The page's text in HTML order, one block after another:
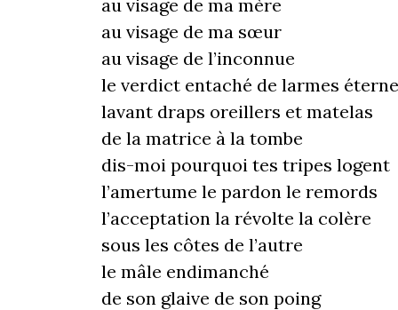
au visage de ma mère
au visage de ma sœur
au visage de l’inconnue
le verdict entaché de larmes
lavant draps oreillers et matelas
de la matrice à la tombe
dis-moi pourquoi tes tripes logent
l’amertume le pardon le remords
l’acceptation la révolte la colère
sous les côtes de l’autre
le mâle endimanché
de son glaive de son poing